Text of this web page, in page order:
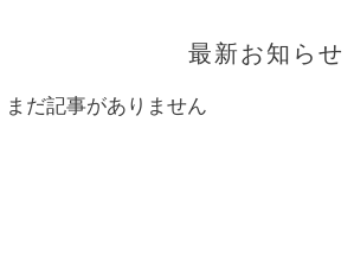
最新お知らせ
まだ記事がありません